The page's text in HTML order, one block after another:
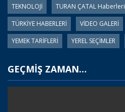
TEKNOLOJİ
TURAN ÇATAL Haberleri
TÜRKİYE HABERLERİ
VİDEO GALERİ
YEMEK TARİFLERİ
YEREL SEÇİMLER
GEÇMİŞ ZAMAN…